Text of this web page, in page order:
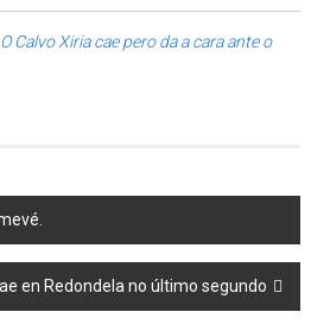
O Calvo Xiria cae pero da a cara ante o
en Redondela no último segundo